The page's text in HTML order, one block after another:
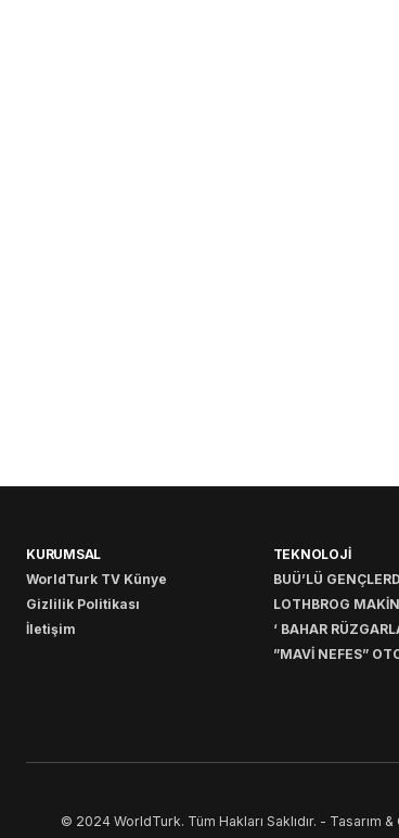
KURUMSAL
WorldTurk TV Künye
Gizlilik Politikası
İletişim
TEKNOLOJİ
BUÜ’LÜ
LOTHBROG
‘ BAHAR
”MAVİ NEFES”
© 2024 WorldTurk. Tüm Hakları Saklıdır. - Tasarım